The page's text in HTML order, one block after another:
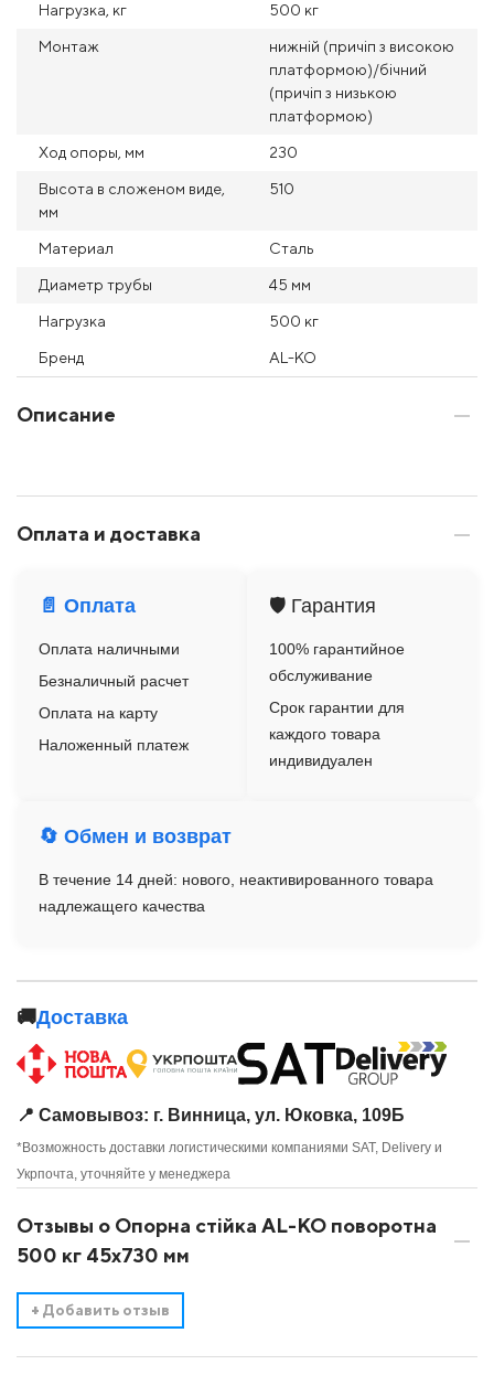
Нагрузка, кг 500 кг
Монтаж
нижній (причіп з високою
платформою)/бічний
(причіп з низькою
платформою)
Ход опоры, мм 230
Высота в сложеном виде,
мм
510
Материал Сталь
Диаметр трубы 45 мм
Нагрузка 500 кг
Бренд AL-KO
Описание
Оплата и доставка
📄 Оплата
Оплата наличными
Безналичный расчет
Оплата на карту
Наложенный платеж
🛡️ Гарантия
100% гарантийное
обслуживание
Срок гарантии для
каждого товара
индивидуален
🔄 Обмен и возврат
В течение 14 дней: нового, неактивированного товара
надлежащего качества
🚚Доставка
📍 Самовывоз: г. Винница, ул. Юковка, 109Б
*Возможность доставки логистическими компаниями SAT, Delivery и
Укрпочта, уточняйте у менеджера
Отзывы о Опорна стійка AL-KO поворотна
500 кг 45х730 мм
+ Добавить отзыв